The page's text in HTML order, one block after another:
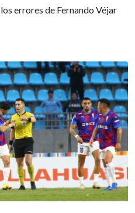
errores de Fernando Véjar